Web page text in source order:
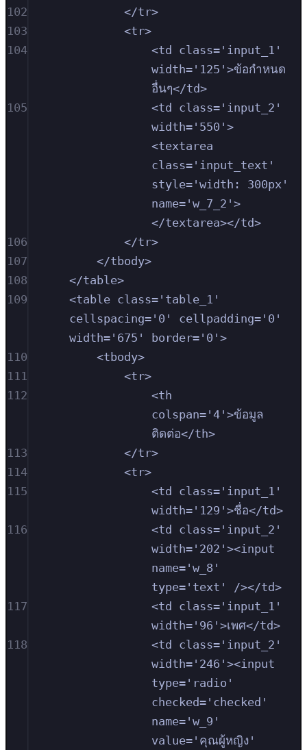
102
</tr>
103
<tr>
104
<td class='input_1'
width='125'>ข้อกำหนด
อื่นๆ</td>
105
<td class='input_2'
width='550'>
<textarea
class='input_text'
style='width: 300px'
name='w_7_2'>
</textarea></td>
106
</tr>
107
</tbody>
108
</table>
109
<table class='table_1'
cellspacing='0' cellpadding='0'
width='675' border='0'>
110
<tbody>
111
<tr>
112
<th
colspan='4'>ข้อมูล
ติดต่อ</th>
113
</tr>
114
<tr>
115
<td class='input_1'
width='129'>ชื่อ</td>
116
<td class='input_2'
width='202'><input
name='w_8'
type='text' /></td>
117
<td class='input_1'
width='96'>เพศ</td>
118
<td class='input_2'
width='246'><input
type='radio'
checked='checked'
name='w_9'
value='คุณผู้หญิง'